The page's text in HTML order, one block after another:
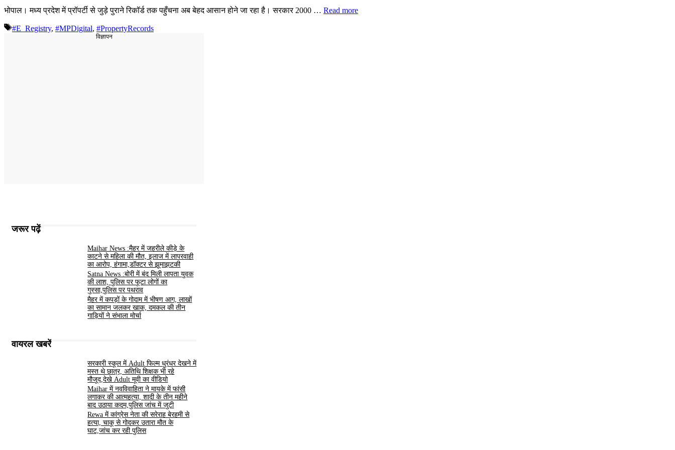
भोपाल। मध्य प्रदेश में प्रॉपर्टी से जुड़े पुराने रिकॉर्ड तक पहुँचना अब बेहद आसान होने जा रहा है। सरकार 2000 … Read more
Tags
#E_Registry, #MPDigital, #PropertyRecords
विज्ञापन
जरूर पढ़ें
Maihar News :मैहर में जहरीले कीड़े के
काटने से महिला की मौत, इलाज में लापरवाही
का आरोप, हंगामा,डॉक्टर से झूमाझटकी
Satna News :बोरी में बंद मिली लापता युवक
की लाश, पुलिस पर फूटा लोगों का
गुस्सा,पुलिस पर पथराव
मैहर में कपड़ों के गोदाम में भीषण आग, लाखों
का सामान जलकर खाक, दमकल की तीन
गाड़ियों ने संभाला मोर्चा
वायरल खबरें
सरकारी स्कूल में Adult फिल्म धुरंधर देखने में
मस्त थे छात्र, अतिथि शिक्षक भी रहे
मौजूद,देखे Adult मूवी का वीडियो
Maihar में नवविवाहिता ने मायके में फांसी
लगाकर की आत्महत्या, शादी के तीन महीने
बाद उठाया कदम,पुलिस जांच में जुटी
Rewa में कांग्रेस नेता की सरेराह बेरहमी से
हत्या, चाकू से गोदकर उतारा मौत के
घाट,जांच कर रही पुलिस